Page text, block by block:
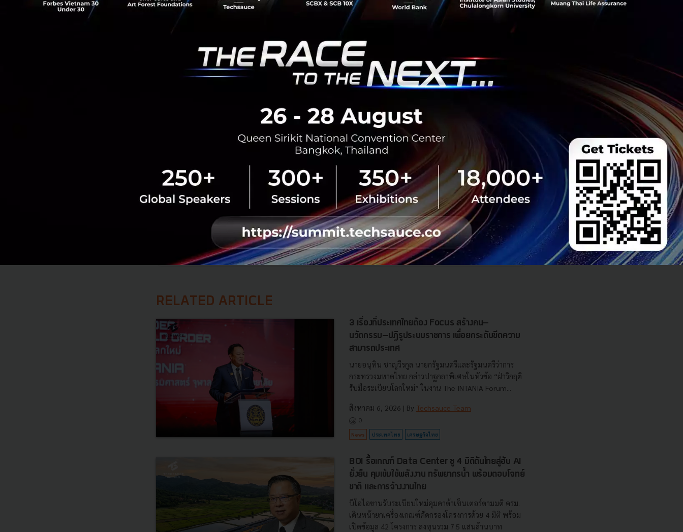
สำหรับเงินทุนที่ได้รับจะเอามาช่วยในการขยายตลาดให้โตขึ้น ซึ่งไม่ได้มองการโตที่ไทยเพียงอย่าง
เดียว เพราะทาง T2P สามารถเอาโซลูชันที่เป็นนวัตกรรมใหม่ที่มีไปขยายในต่างประเทศได้ โดยเฉพาะ
การเข้ามาตอบรับกับกระแสด้าน FinTech ที่เกิดขึ้นในตอนนี้ด้วย
DeepPocket อยู่ราว70,000ราย และคาดว่าจะเติบโตอย่างต่อเนื่
ปีแรก เฉลี่ยไม่ต่ำกว่า100%ต่อปี และความคาดหวังหลังจากการได้รับเงินทุนในปีนี้ จะมีรายได้
Techsauce ขอแสดงความยินดีกับ T2P และการลงทุนของพันธมิตรครั้งนี้ด้วยครับ
DeepPocket 500 TukTuks Benchachinda 500 Startups
No comment
RELATED ARTICLE
3 เรื่องที่ประเทศไทยต้อง Focus สร้างคน–
นวัตกรรม–ปฏิรูประบบราชการ เพื่อยกระดับขีดความ
สามารถประเทศ
นายอนุทิน ชาญวีรกูล นายกรัฐมนตรีและรัฐมนตรีว่าการ
กระทรวงมหาดไทย กล่าวปาฐกถาพิเศษในหัวข้อ “ฝ่าวิกฤติ
รับมือระเบียบโลกใหม่” ในงาน The INTANIA Forum...
สิงหาคม 6, 2026 | By Techsauce Team
0
News ประเทศไทย เศรษฐกิจไทย
BOI รื้อเกณฑ์ Data Center ชู 4 มิติดันไทยสู่ฮับ AI
ยั่งยืน คุมเข้มใช้พลังงาน ทรัพยากรน้ำ พร้อมตอบโจทย์
ชาติ และการจ้างงานไทย
บีโอไอขานรับระเบียบใหม่คุมดาต้าเซ็นเตอร์ตามมติ ครม.
เดินหน้ายกเครื่องเกณฑ์คัดกรองโครงการด้วย 4 มิติ พร้อม
เปิดข้อมูล 42 โครงการ ลงทุนรวม 7.5 แสนล้านบาท